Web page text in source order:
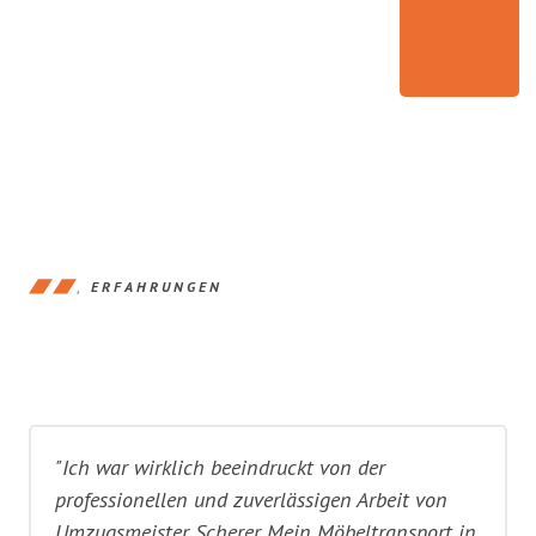
ERFAHRUNGEN
"Ich war wirklich beeindruckt von der
professionellen und zuverlässigen Arbeit von